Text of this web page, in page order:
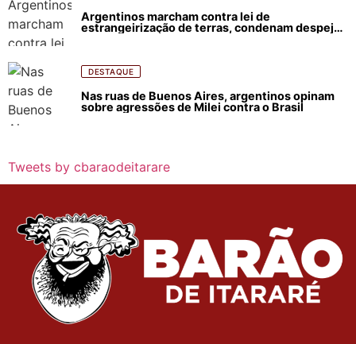
Argentinos marcham contra lei de
estrangeirização de terras, condenam despejos
DESTAQUE
Nas ruas de Buenos Aires, argentinos opinam
sobre agressões de Milei contra o Brasil
Tweets by cbaraodeitarare